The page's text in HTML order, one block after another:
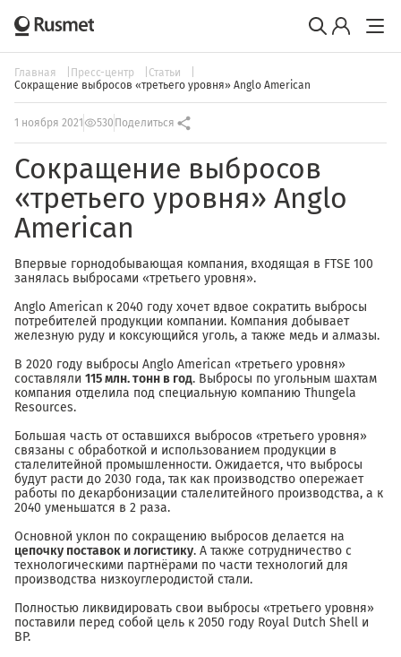
Главная Пресс-центр
Статьи
Сокращение выбросов «третьего уровня» Anglo American
1 ноября 2021 530 Поделиться
Сокращение выбросов
«третьего уровня» Anglo
American
Впервые горнодобывающая компания, входящая в FTSE 100
занялась выбросами «третьего уровня».
Anglo American к 2040 году хочет вдвое сократить выбросы
потребителей продукции компании. Компания добывает
железную руду и коксующийся уголь, а также медь и алмазы.
В 2020 году выбросы Anglo American «третьего уровня»
составляли 115 млн. тонн в год. Выбросы по угольным шахтам
компания отделила под специальную компанию Thungela
Resources.
Большая часть от оставшихся выбросов «третьего уровня»
связаны с обработкой и использованием продукции в
сталелитейной промышленности. Ожидается, что выбросы
будут расти до 2030 года, так как производство опережает
работы по декарбонизации сталелитейного производства, а к
2040 уменьшатся в 2 раза.
Основной уклон по сокращению выбросов делается на
цепочку поставок и логистику. А также сотрудничество с
технологическими партнёрами по части технологий для
производства низкоуглеродистой стали.
Полностью ликвидировать свои выбросы «третьего уровня»
поставили перед собой цель к 2050 году Royal Dutch Shell и
BP.